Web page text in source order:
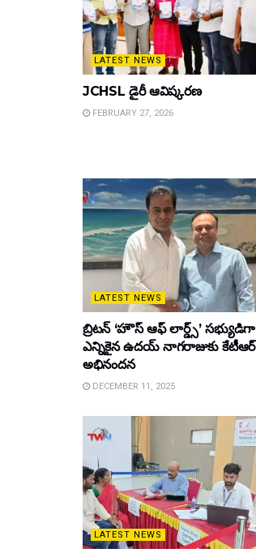
LATEST NEWS
JCHSL డైరీ ఆవిష్కరణ
FEBRUARY 27, 2026
LATEST NEWS
బ్రిటన్ ‘హౌస్ ఆఫ్ లార్డ్స్’ సభ్యుడిగా
ఎన్నికైన ఉదయ్ నాగరాజుకు కేటీఆర్
అభినందన
DECEMBER 11, 2025
LATEST NEWS